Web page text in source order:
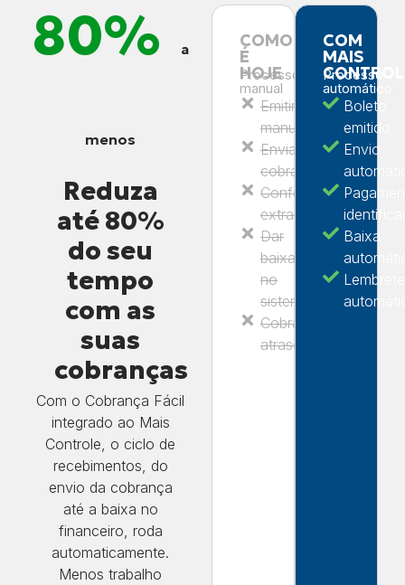
80% a
menos
Reduza
até 80%
do seu
tempo
com as
suas
cobranças
Com o Cobrança Fácil
integrado ao Mais
Controle, o ciclo de
recebimentos, do
envio da cobrança
até a baixa no
financeiro, roda
automaticamente.
Menos trabalho
COMO
É
HOJE
Processo
manual
Emitir boleto
manualmente
Enviar
cobrança
Conferir
extrato
Dar
baixa
no
sistema
Cobrar
atraso
COM
MAIS
Processo
automático
Boleto
emitido
Envio
Baixa